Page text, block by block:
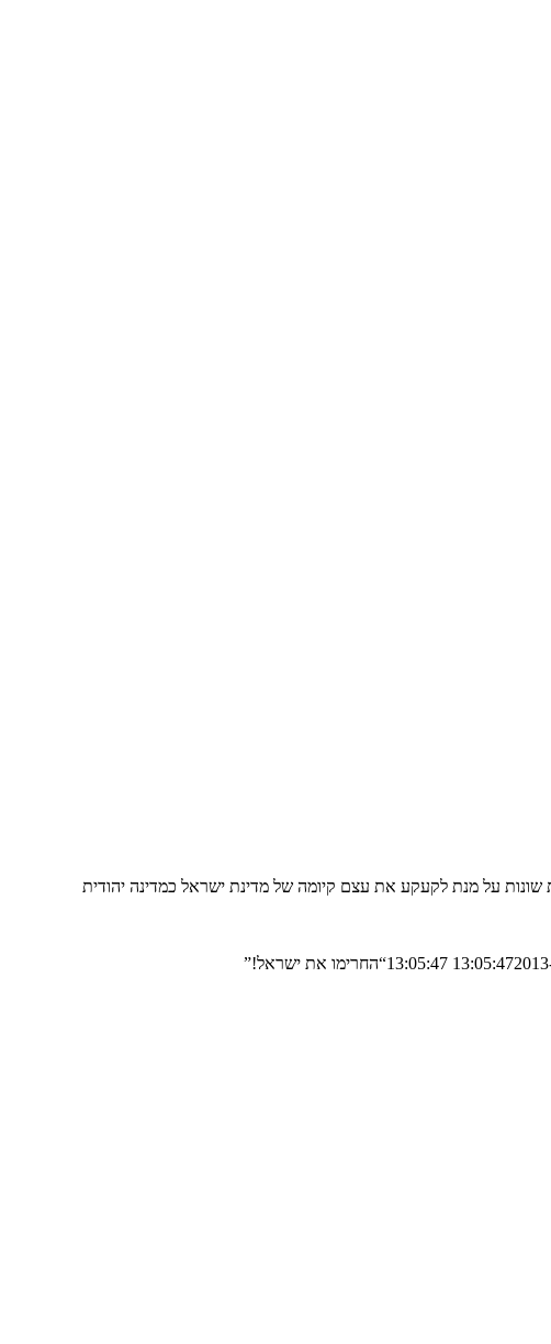
שונות על מנת לקעקע את עצם קיומה של מדינת ישראל כמדינה יהודית
2013- “החרימו את ישראל!”